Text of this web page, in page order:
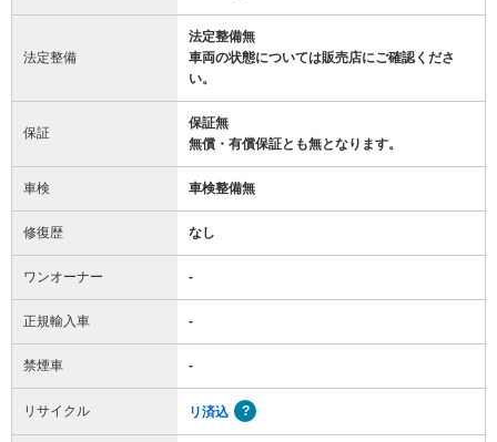
法定整備
法定整備無
車両の状態については販売店にご確認くださ
い。
保証
保証無
無償・有償保証とも無となります。
車検 車検整備無
修復歴 なし
ワンオーナー -
正規輸入車 -
禁煙車 -
リサイクル リ済込